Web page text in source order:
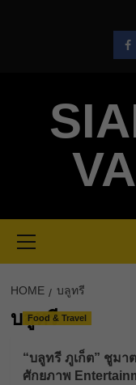
Menu
HOME บลูทรี
บลูทรี
Food & Travel
“บลูทรี ภูเก็ต” ชูมา
ศักยภาพ